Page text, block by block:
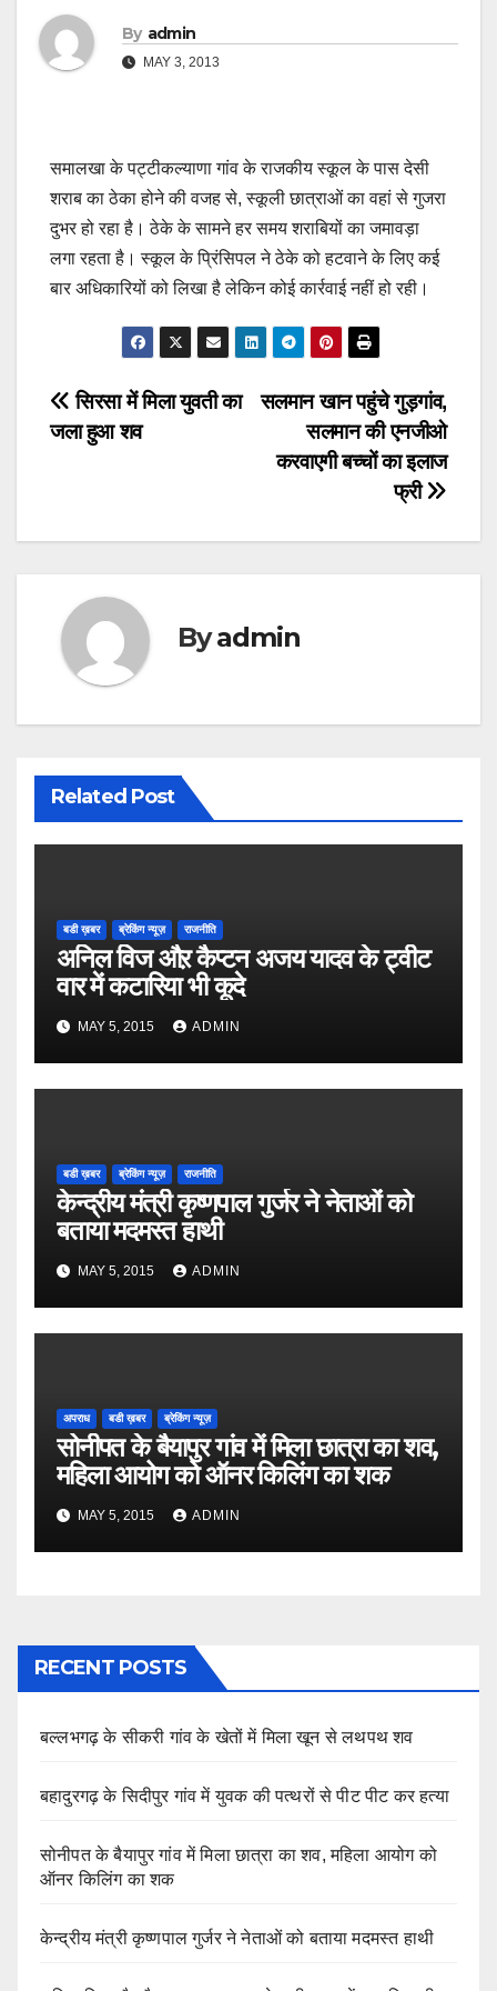
By admin
MAY 3, 2013
समालखा के पट्टीकल्याणा गांव के राजकीय स्कूल के पास देसी
शराब का ठेका होने की वजह से, स्कूली छात्राओं का वहां से गुजरा
दुभर हो रहा है। ठेके के सामने हर समय शराबियों का जमावड़ा
लगा रहता है। स्कूल के प्रिंसिपल ने ठेके को हटवाने के लिए कई
बार अधिकारियों को लिखा है लेकिन कोई कार्रवाई नहीं हो रही।
Post
navigation
सलमान खान पहुंचे गुड़गांव,
सलमान की एनजीओ
करवाएगी बच्चों का इलाज
फ्री
सिरसा में मिला युवती का
जला हुआ शव
Byadmin
Related Post
बडी ख़बर ब्रेकिंग न्यूज़ राजनीति
अनिल विज औऱ कैप्टन अजय यादव के ट्वीट
वार में कटारिया भी कूदे
MAY 5, 2015 ADMIN
बडी ख़बर ब्रेकिंग न्यूज़ राजनीति
केन्द्रीय मंत्री कृष्णपाल गुर्जर ने नेताओं को
बताया मदमस्त हाथी
MAY 5, 2015 ADMIN
अपराध बडी ख़बर ब्रेकिंग न्यूज़
सोनीपत के बैयापुर गांव में मिला छात्रा का शव,
महिला आयोग को ऑनर किलिंग का शक
MAY 5, 2015 ADMIN
RECENT POSTS
बल्लभगढ़ के सीकरी गांव के खेतों में मिला खून से लथपथ शव
बहादुरगढ़ के सिदीपुर गांव में युवक की पत्थरों से पीट पीट कर हत्या
सोनीपत के बैयापुर गांव में मिला छात्रा का शव, महिला आयोग को
ऑनर किलिंग का शक
केन्द्रीय मंत्री कृष्णपाल गुर्जर ने नेताओं को बताया मदमस्त हाथी